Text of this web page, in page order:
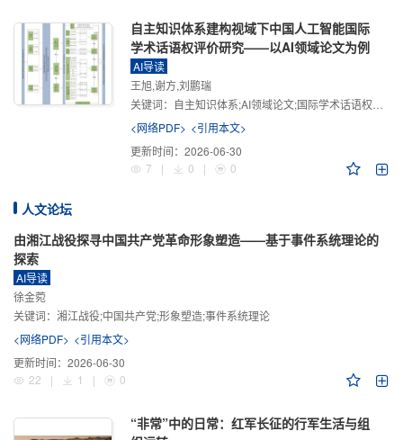
自主知识体系建构视域下中国人工智能国际
学术话语权评价研究——以AI领域论文为例
AI导读
王旭,谢方,刘鹏瑞
关键词： 自主知识体系;AI领域论文;国际学术话语权评价;学术影响力;学术感知力;学术传播力;学术引领力
<网络PDF> <引用本文>
更新时间： 2026-06-30
7
| 0 | 0
人文论坛
由湘江战役探寻中国共产党革命形象塑造——基于事件系统理论的
探索
AI导读
徐金菀
关键词： 湘江战役;中国共产党;形象塑造;事件系统理论
<网络PDF> <引用本文>
更新时间： 2026-06-30
22
| 1 | 0
“非常”中的日常：红军长征的行军生活与组